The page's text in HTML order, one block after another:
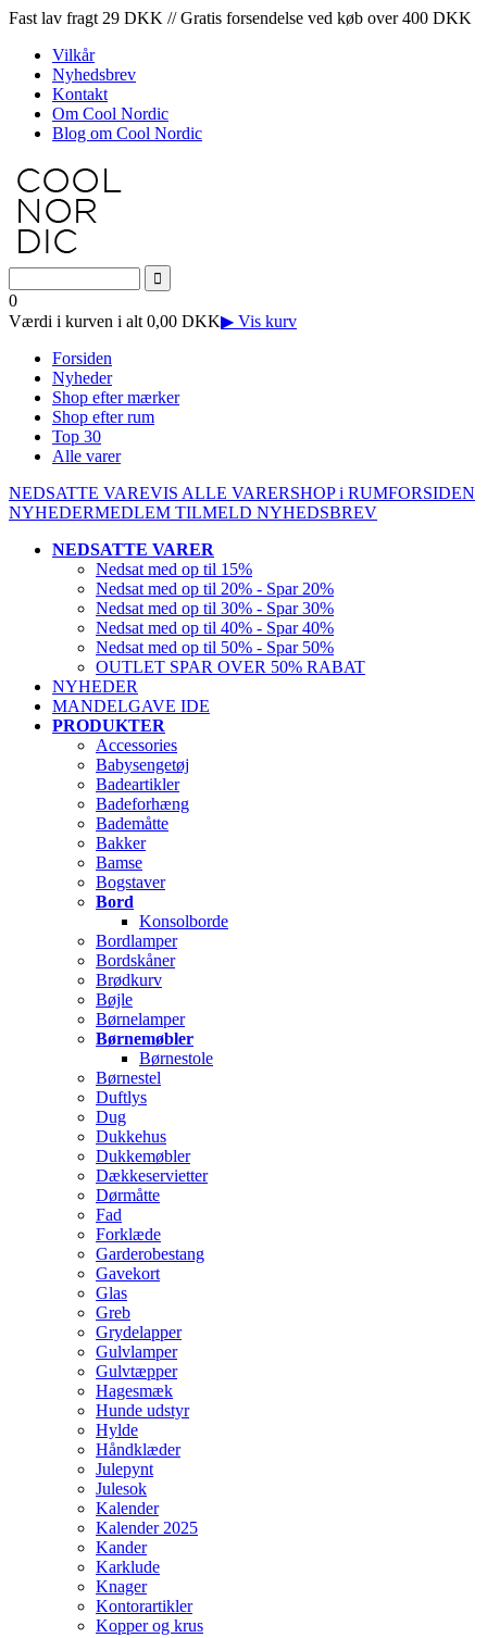
Fast lav fragt 29 DKK // Gratis forsendelse ved køb over 400 DKK
Vilkår
Nyhedsbrev
Kontakt
Om Cool Nordic
Blog om Cool Nordic
0
Værdi i kurven i alt 0,00 DKK▶ Vis kurv
Forsiden
Nyheder
Shop efter mærker
Shop efter rum
Top 30
Alle varer
NEDSATTE VAREVIS ALLE VARERSHOP i RUMFORSIDEN
NYHEDERMEDLEM TILMELD NYHEDSBREV
NEDSATTE VARER
Nedsat med op til 15%
Nedsat med op til 20% - Spar 20%
Nedsat med op til 30% - Spar 30%
Nedsat med op til 40% - Spar 40%
Nedsat med op til 50% - Spar 50%
OUTLET SPAR OVER 50% RABAT
NYHEDER
MANDELGAVE IDE
PRODUKTER
Accessories
Babysengetøj
Badeartikler
Badeforhæng
Bademåtte
Bakker
Bamse
Bogstaver
Bord
Konsolborde
Bordlamper
Bordskåner
Brødkurv
Bøjle
Børnelamper
Børnemøbler
Børnestole
Børnestel
Duftlys
Dug
Dukkehus
Dukkemøbler
Dækkeservietter
Dørmåtte
Fad
Forklæde
Garderobestang
Gavekort
Glas
Greb
Grydelapper
Gulvlamper
Gulvtæpper
Hagesmæk
Hunde udstyr
Hylde
Håndklæder
Julepynt
Julesok
Kalender
Kalender 2025
Kander
Karklude
Knager
Kontorartikler
Kopper og krus